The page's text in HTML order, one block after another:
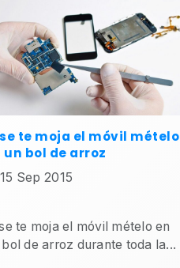
te moja el móvil mételo
un bol de arroz
15 Sep 2015
te moja el móvil mételo en
bol de arroz durante toda la...